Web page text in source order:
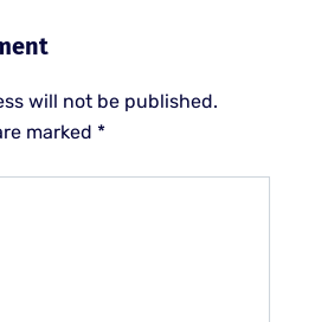
will not be published.
marked *